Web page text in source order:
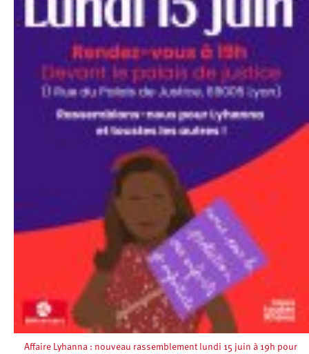
Affaire Lyhanna : nouveau rassemblement lundi 15 juin à 19h pour